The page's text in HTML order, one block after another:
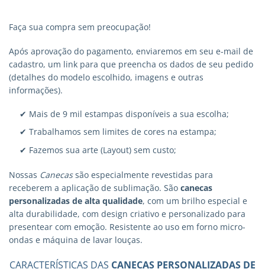
Faça sua compra sem preocupação!
Após aprovação do pagamento, enviaremos em seu e-mail de
cadastro, um link para que preencha os dados de seu pedido
(detalhes do modelo escolhido, imagens e outras
informações).
✔ Mais de 9 mil estampas disponíveis a sua escolha;
✔ Trabalhamos sem limites de cores na estampa;
✔ Fazemos sua arte (Layout) sem custo;
Nossas Canecassão especialmente revestidas para
receberem a aplicação de sublimação. São canecas
personalizadas de alta qualidade, com um brilho especial e
alta durabilidade, com design criativo e personalizado para
presentear com emoção. Resistente ao uso em forno micro-
ondas e máquina de lavar louças.
CARACTERÍSTICAS DAS CANECAS PERSONALIZADAS DE